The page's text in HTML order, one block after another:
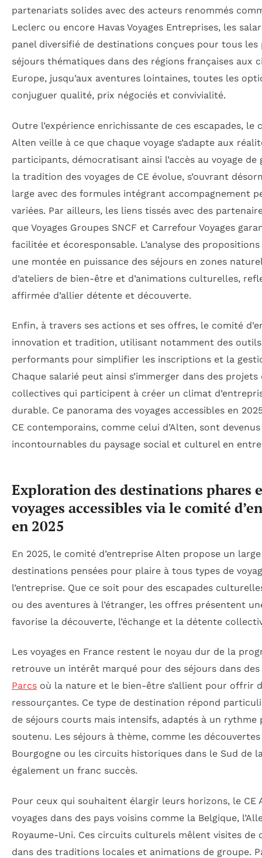
partenariats solides avec des acteurs renommés
Leclerc ou encore Havas Voyages Entreprises, les
panel diversifié de destinations conçues pour tous
séjours thématiques dans des régions françaises aux
Europe, jusqu’aux aventures lointaines, toutes les
conjuguer qualité, prix négociés et convivialité.
Outre l’expérience enrichissante de ces escapades, le
Alten veille à ce que chaque voyage s’adapte aux
participants, démocratisant ainsi l’accès au voyage de
la tradition des voyages de CE évolue, s’ouvrant
large avec des formules intégrant accompagnement
variées. Par ailleurs, les liens tissés avec des
que Voyages Groupes SNCF et Carrefour Voyages
facilitée et écoresponsable. L’analyse des
une montée en puissance des séjours en zones
d’ateliers de bien-être et d’animations culturelles,
affirmée d’allier détente et découverte.
Enfin, à travers ses actions et ses offres, le comité
innovation et tradition, utilisant notamment des
performants pour simplifier les inscriptions et la
Chaque salarié peut ainsi s’immerger dans des projets
collectives qui participent à créer un climat
durable. Ce panorama des voyages accessibles en
CE contemporains, comme celui d’Alten, sont
incontournables du paysage social et culturel en
Exploration des destinations phares
voyages accessibles via le comité
en 2025
En 2025, le comité d’entreprise Alten propose un
destinations pensées pour plaire à tous types de
l’entreprise. Que ce soit pour des escapades
ou des aventures à l’étranger, les offres présentent
favorise la découverte, l’échange et la détente
Les voyages en France restent le noyau dur de la
retrouve un intérêt marqué pour des séjours dans
Parcs où la nature et le bien-être s’allient pour offrir
ressourçantes. Ce type de destination répond
de séjours courts mais intensifs, adaptés à un rythme
soutenu. Les séjours à thème, comme les
Bourgogne ou les circuits historiques dans le Sud de
également un franc succès.
Pour ceux qui souhaitent élargir leurs horizons, le CE
voyages dans des pays voisins comme la Belgique,
Royaume-Uni. Ces circuits culturels mêlent visites de
dans des traditions locales et animations de groupe.